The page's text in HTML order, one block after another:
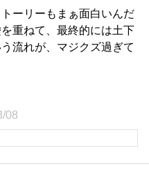
ーリーもまぁ面白いんだ
重ねて、最終的には土下
流れが、マジクズ過ぎて
08